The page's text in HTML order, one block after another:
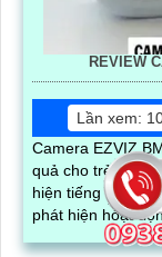
REVIEW
Lần xem:
Camera EZVIZ
quả cho trẻ em
hiện tiếng khóc,
phát hiện hoạt